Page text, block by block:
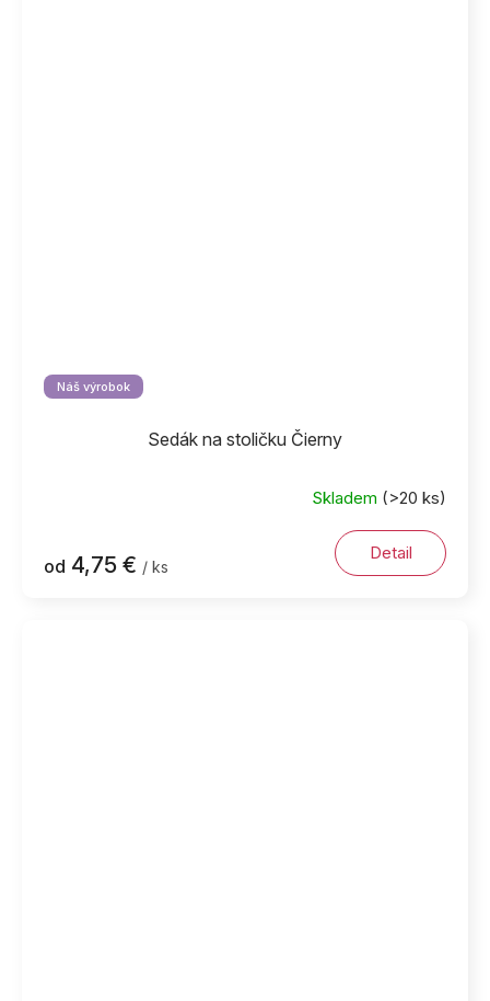
Náš výrobok
Sedák na stoličku Čierny
Skladem (>20 ks)
od 4,75 € / ks
Detail